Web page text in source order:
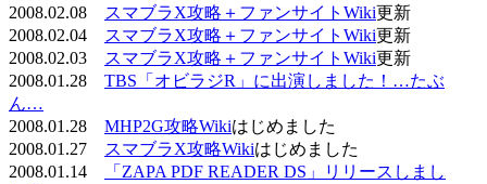
2008.02.08
スマブラX攻略＋ファンサイトWiki更新
2008.02.04
スマブラX攻略＋ファンサイトWiki更新
2008.02.03
スマブラX攻略＋ファンサイトWiki更新
2008.01.28 TBS「オビラジR」に出演しました！…たぶ
ん…
2008.01.28 MHP2G攻略Wikiはじめました
2008.01.27
スマブラX攻略Wikiはじめました
2008.01.14
「ZAPA PDF READER DS」リリースしまし